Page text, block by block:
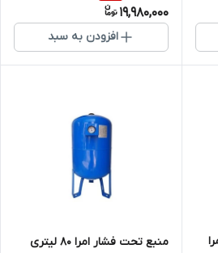
19,980,000
افزودن به سبد
منبع تحت فشار امرا 80 لیتری